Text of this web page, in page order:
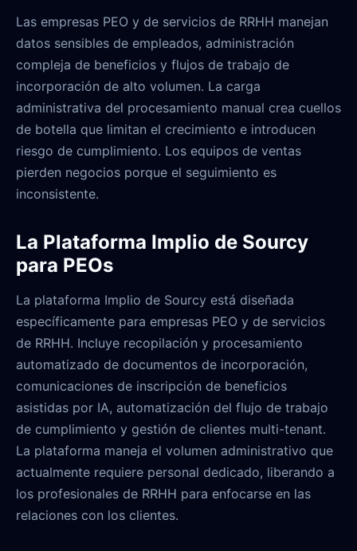
Las empresas PEO y de servicios de RRHH manejan
datos sensibles de empleados, administración
compleja de beneficios y flujos de trabajo de
incorporación de alto volumen. La carga
administrativa del procesamiento manual crea cuellos
de botella que limitan el crecimiento e introducen
riesgo de cumplimiento. Los equipos de ventas
pierden negocios porque el seguimiento es
inconsistente.
La Plataforma Implio de Sourcy
para PEOs
La plataforma Implio de Sourcy está diseñada
específicamente para empresas PEO y de servicios
de RRHH. Incluye recopilación y procesamiento
automatizado de documentos de incorporación,
comunicaciones de inscripción de beneficios
asistidas por IA, automatización del flujo de trabajo
de cumplimiento y gestión de clientes multi-tenant.
La plataforma maneja el volumen administrativo que
actualmente requiere personal dedicado, liberando a
los profesionales de RRHH para enfocarse en las
relaciones con los clientes.